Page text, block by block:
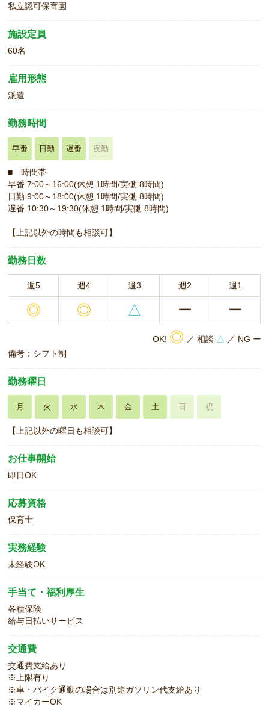
私立認可保育園
施設定員
60名
雇用形態
派遣
勤務時間
早番 日勤 遅番 夜勤
■ 時間帯
早番 7:00～16:00(休憩 1時間/実働 8時間)
日勤 9:00～18:00(休憩 1時間/実働 8時間)
遅番 10:30～19:30(休憩 1時間/実働 8時間)
【上記以外の時間も相談可】
勤務日数
週5 週4 週3 週2 週1
◎ ◎ △ ー ー
OK! ◎ ／ 相談 △ ／ NG ー
備考：シフト制
勤務曜日
月 火 水 木 金 土 日 祝
【上記以外の曜日も相談可】
お仕事開始
即日OK
応募資格
保育士
実務経験
未経験OK
手当て・福利厚生
各種保険
給与日払いサービス
交通費
交通費支給あり
※上限有り
※車・バイク通勤の場合は別途ガソリン代支給あり
※マイカーOK